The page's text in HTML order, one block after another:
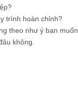
trình hoàn chỉnh?
theo như ý bạn muốn.
không.